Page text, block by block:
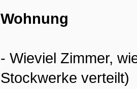
Wohnung
- Wieviel Zimmer,
Stockwerke verteilt)